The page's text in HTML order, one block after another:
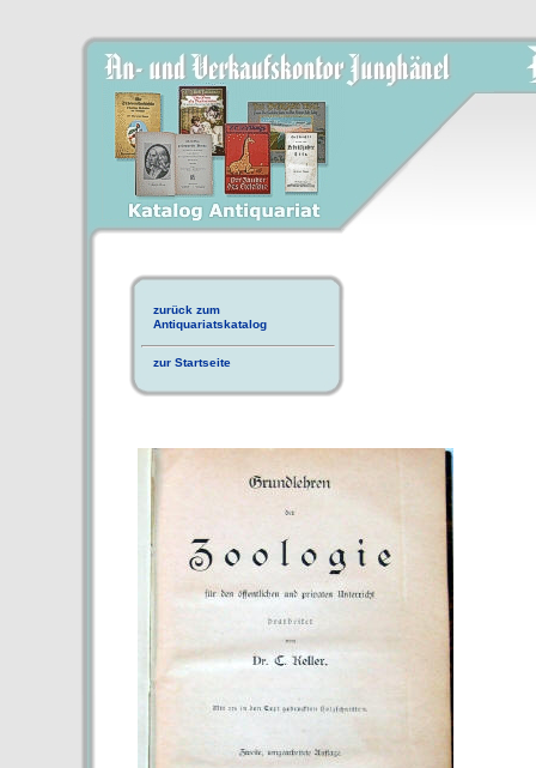
zurück zum
Antiquariatskatalog
zur Startseite